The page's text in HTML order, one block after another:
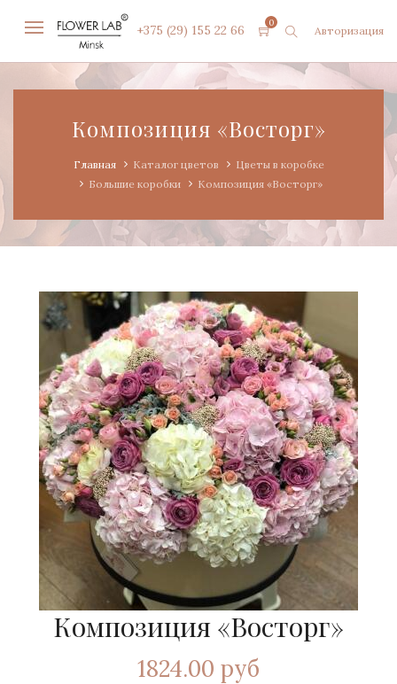
+375 (29) 155 22 66 0
Авторизация
Композиция «Восторг»
Главная Каталог цветов
Цветы в коробке
Большие коробки
Композиция «Восторг»
Композиция «Восторг»
1824.00 руб